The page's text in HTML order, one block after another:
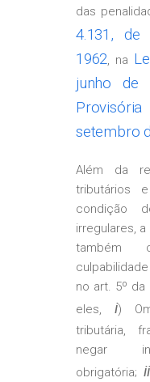
das
4.131,
1962, na
junho de
setembro
Além da
tributários
condição
irregulares,
também
no art. 5º da
eles,i)
tributária,
negar
obrigatória;ii